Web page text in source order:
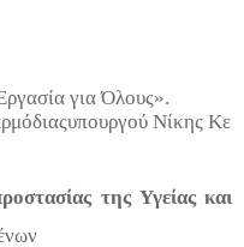
γιαΌλους».
υπουργού Νίκης Κε
της Υγείαςκαι